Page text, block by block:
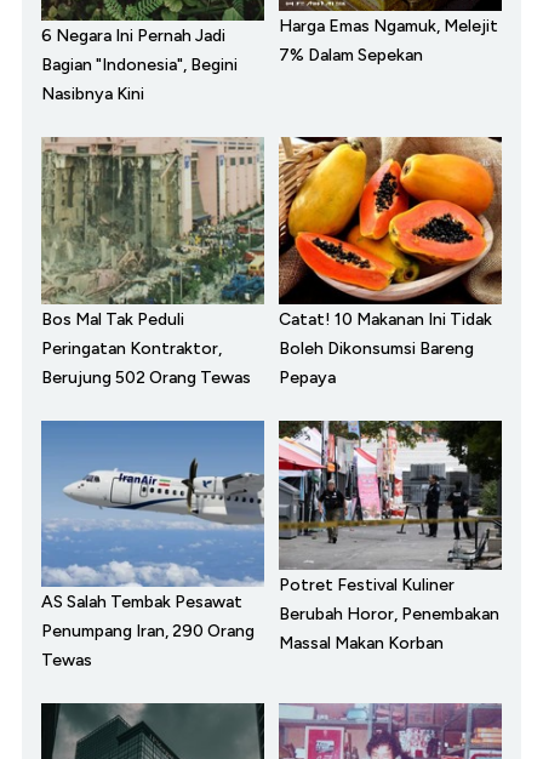
6 Negara Ini Pernah Jadi
Bagian "Indonesia", Begini
Nasibnya Kini
Harga Emas Ngamuk, Melejit
7% Dalam Sepekan
Bos Mal Tak Peduli
Peringatan Kontraktor,
Berujung 502 Orang Tewas
Catat! 10 Makanan Ini Tidak
Boleh Dikonsumsi Bareng
Pepaya
AS Salah Tembak Pesawat
Penumpang Iran, 290 Orang
Tewas
Potret Festival Kuliner
Berubah Horor, Penembakan
Massal Makan Korban